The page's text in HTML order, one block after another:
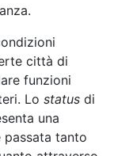
città di
funzioni
Lo status di
una
tanto